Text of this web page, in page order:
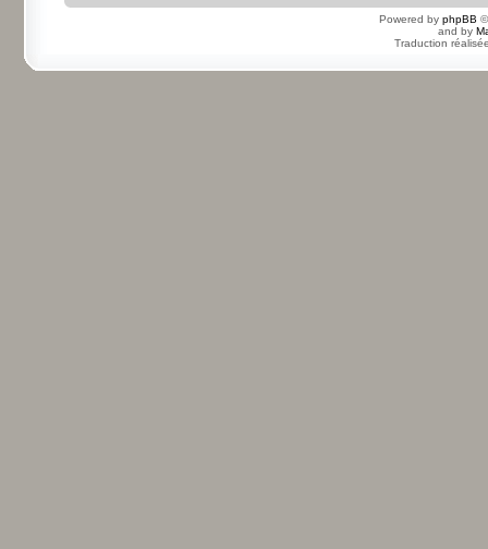
Powered by phpBB
and by
Traduction